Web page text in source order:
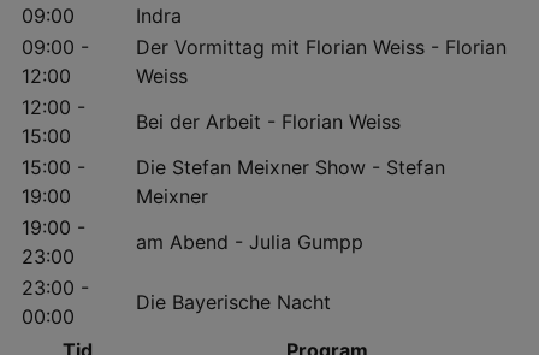
09:00
Indra
09:00 -
12:00
Der Vormittag mit Florian Weiss - Florian
Weiss
12:00 -
15:00
Bei der Arbeit - Florian Weiss
15:00 -
19:00
Die Stefan Meixner Show - Stefan
Meixner
19:00 -
23:00
am Abend - Julia Gumpp
23:00 -
00:00
Die Bayerische Nacht
Tid
Program